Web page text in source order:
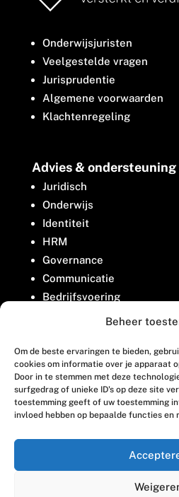
Beheer
Om de beste ervaringen te bieden,
cookies om informatie over je apparaat
Door in te stemmen met deze
surfgedrag of unieke ID's op deze site
toestemming geeft of uw toestemming
invloed hebben op bepaalde functies en
Onderwijsjuristen
Veelgestelde vragen
Jurisprudentie
Algemene voorwaarden
Klachtenregeling
Advies & ondersteuning
Juridisch
Onderwijs
Identiteit
HRM
Governance
Communicatie
Bedrijfsvoering
Belangenbehartiging
Contact
Houttuinlaan 8
3447 GM Woerden